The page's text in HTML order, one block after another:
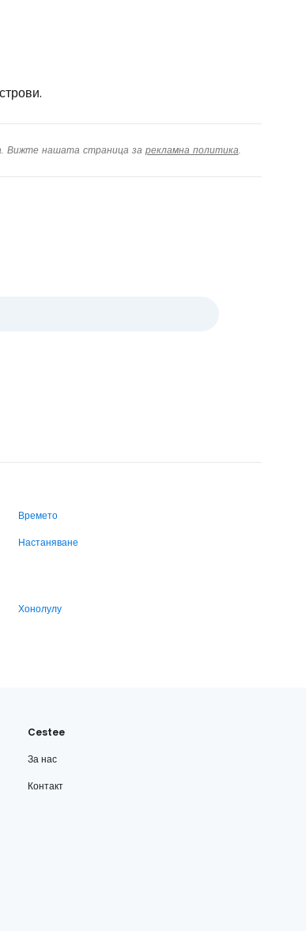
Вижте нашата страница за рекламна политика.
Времето
Настаняване
Хонолулу
Cestee
За нас
Контакт